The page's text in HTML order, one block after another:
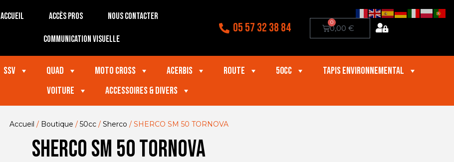
Accueil Accès Pros Nous contacter
Communication visuelle
05 57 32 38 84 0,00 €
0
SSV Quad Moto Cross Acerbis Route 50cc
Tapis Environnemental
VOITURE
Accessoires & divers
Accueil / Boutique / 50cc/ Sherco / SHERCO SM 50 TORNOVA
SHERCO SM 50 TORNOVA